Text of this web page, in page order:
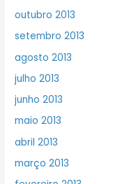
outubro 2013
setembro 2013
agosto 2013
julho 2013
junho 2013
maio 2013
abril 2013
março 2013